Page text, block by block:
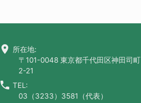
location_on 所在地:
〒101-0048 東京都千代田区神田司町
2-21
call TEL:
03（3233）3581（代表）